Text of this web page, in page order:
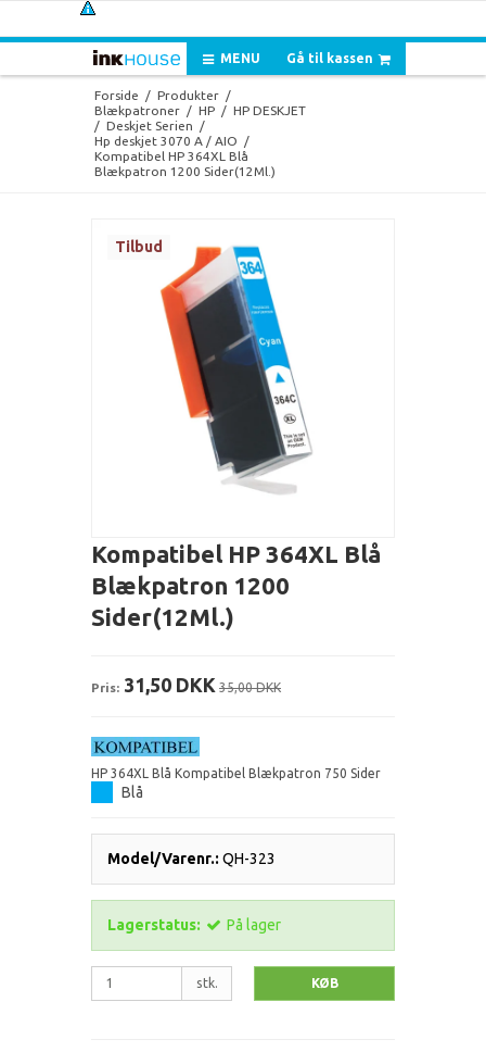
Gå til kassen
MENU
Forside / Produkter /
Blækpatroner / HP / HP DESKJET
/ Deskjet Serien
/
Hp deskjet 3070 A / AIO
/
Kompatibel HP 364XL Blå
Blækpatron 1200 Sider(12Ml.)
Tilbud
Kompatibel HP 364XL Blå
Blækpatron 1200
Sider(12Ml.)
Pris: 31,50 DKK 35,00 DKK
HP 364XL Blå Kompatibel Blækpatron 750 Sider
Blå
Model/Varenr.: QH-323
Lagerstatus: På lager
stk. KØB